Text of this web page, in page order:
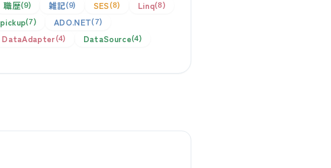
職歴 9 雑記 9 SES 8 Linq 8
pickup 7 ADO.NET 7
DataAdapter 4 DataSource 4